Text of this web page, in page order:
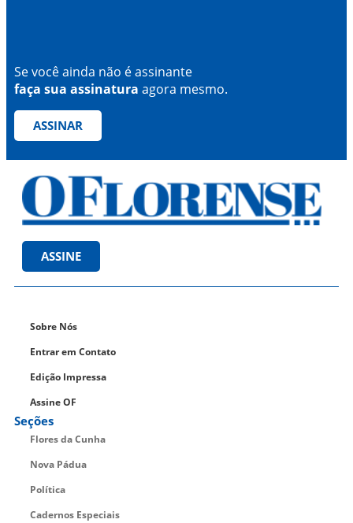
Se você ainda não é assinante
faça sua assinatura agora mesmo.
ASSINAR
ASSINE
Sobre Nós
Entrar em Contato
Edição Impressa
Assine OF
Seções
Flores da Cunha
Nova Pádua
Política
Cadernos Especiais